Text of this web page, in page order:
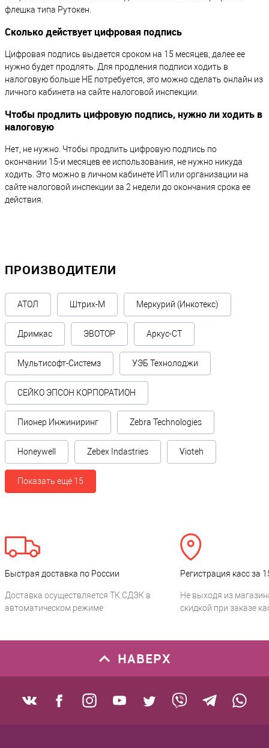
флешка типа Рутокен.
Сколько действует цифровая подпись
Цифровая подпись выдается сроком на 15 месяцев, далее ее
нужно будет продлять. Для продления подписи ходить в
налоговую больше НЕ потребуется, это можно сделать онлайн из
личного кабинета на сайте налоговой инспекции.
Чтобы продлить цифровую подпись, нужно ли ходить в
налоговую
Нет, не нужно. Чтобы продлить цифровую подпись по
окончании 15-и месяцев ее использования, не нужно никуда
ходить. Это можно в личном кабинете ИП или организации на
сайте налоговой инспекции за 2 недели до окончания срока ее
действия.
ПРОИЗВОДИТЕЛИ
АТОЛ Штрих-М Меркурий (Инкотекс)
Дримкас ЭВОТОР Аркус-СТ
Мультисофт-Системз УЭБ Технолоджи
СЕЙКО ЭПСОН КОРПОРАТИОН
Пионер Инжиниринг Zebra Technologies
Honeywell Zebex Indastries Vioteh
Показать ещё 15
Быстрая доставка по России
Доставка осуществляется ТК СДЭК в
автоматическом режиме
Регистрация касс за
Не выходя из
скидкой при заказе
НАВЕРХ